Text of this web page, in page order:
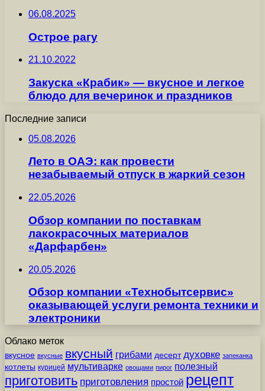
06.08.2025
Острое рагу
21.10.2022
Закуска «Крабик» — вкусное и легкое
блюдо для вечеринок и праздников
Последние записи
05.08.2026
Лето в ОАЭ: как провести
незабываемый отпуск в жаркий сезон
22.05.2026
Обзор компании по поставкам
лакокрасочных материалов
«Дарфарбен»
20.05.2026
Обзор компании «Технобытсервис»
оказывающей услуги ремонта техники и
электроники
Облако меток
вкусное вкусные вкусный грибами десерт духовке запеканка
котлеты курицей мультиварке овощами пирог полезный
приготовить приготовления простой рецепт